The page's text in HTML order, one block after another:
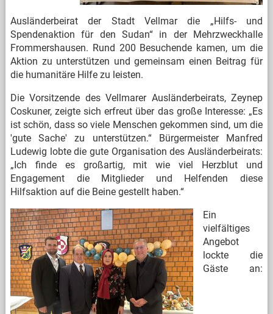
Ausländerbeirat der Stadt Vellmar die „Hilfs- und
Spendenaktion für den Sudan“ in der Mehrzweckhalle
Frommershausen. Rund 200 Besuchende kamen, um die
Aktion zu unterstützen und gemeinsam einen Beitrag für
die humanitäre Hilfe zu leisten.
Die Vorsitzende des Vellmarer Ausländerbeirats, Zeynep
Coskuner, zeigte sich erfreut über das große Interesse: „Es
ist schön, dass so viele Menschen gekommen sind, um die
'gute Sache' zu unterstützen.“ Bürgermeister Manfred
Ludewig lobte die gute Organisation des Ausländerbeirats:
„Ich finde es großartig, mit wie viel Herzblut und
Engagement die Mitglieder und Helfenden diese
Hilfsaktion auf die Beine gestellt haben.“
Ein
vielfältiges
Angebot
lockte die
Gäste an: